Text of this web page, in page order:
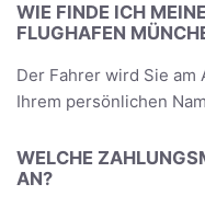
WIE FINDE ICH
FLUGHAFEN
Der Fahrer wird Sie am
Ihrem persönlichen
WELCHE
AN?